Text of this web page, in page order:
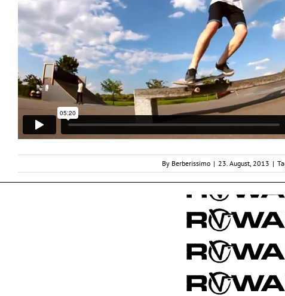
By Berberissimo | 23. August, 2013 |